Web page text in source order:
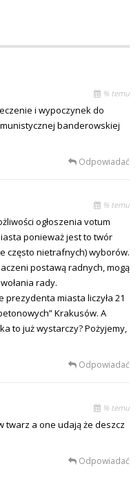
% temu
i wypoczynek do
banderowskiej
Odpowiadać
% temu
ogłoszenia votum
ponieważ jest to twór
często nietrafnych) wyborów.
postawą radnych, mogą
rady.
prezydenta miasta liczyła 21
Krakusów. A
to już wystarczy? Pożyjemy,
Odpowiadać
% temu
twarz a one udają że deszcz
Odpowiadać